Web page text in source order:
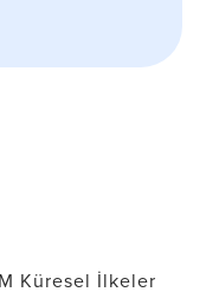
Küresel İlkeler